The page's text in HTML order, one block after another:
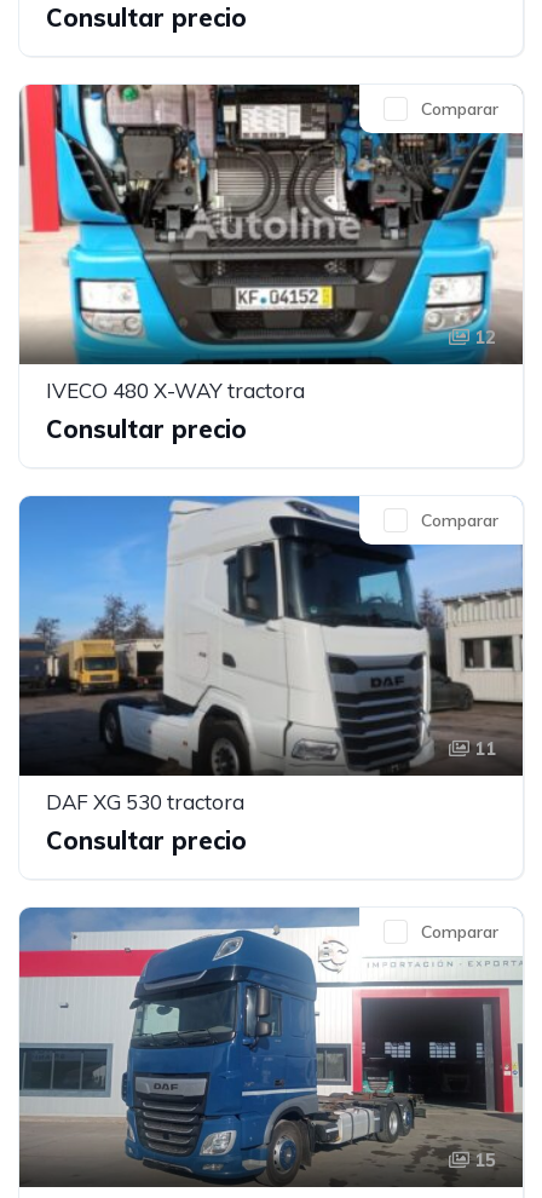
Consultar precio
12
Comparar
IVECO 480 X-WAY tractora
Consultar precio
11
Comparar
DAF XG 530 tractora
Consultar precio
15
Comparar